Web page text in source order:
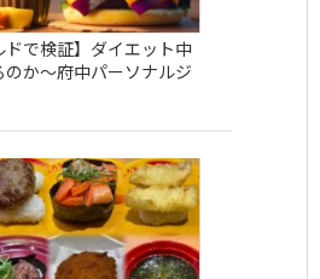
ドで検証】ダイエット中
のか〜府中パーソナルジ